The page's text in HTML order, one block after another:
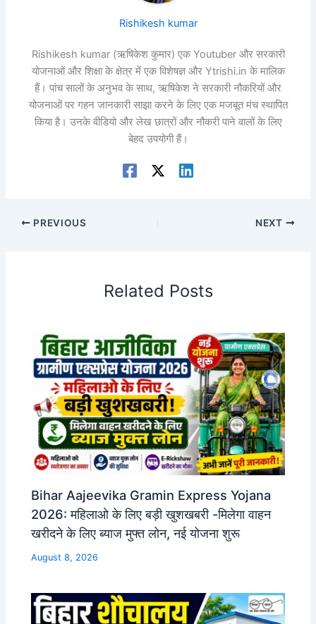
Rishikesh kumar
Rishikesh kumar (ऋषिकेश कुमार) एक Youtuber और सरकारी
योजनाओं और शिक्षा के क्षेत्र में एक विशेषज्ञ और Ytrishi.in के मालिक
हैं। पांच सालों के अनुभव के साथ, ऋषिकेश ने सरकारी नौकरियों और
योजनाओं पर गहन जानकारी साझा करने के लिए एक मजबूत मंच स्थापित
किया है। उनके वीडियो और लेख छात्रों और नौकरी पाने वालों के लिए
बेहद उपयोगी हैं।
PREVIOUS NEXT
Related Posts
Bihar Aajeevika Gramin Express Yojana
2026: महिलाओ के लिए बड़ी खुशखबरी -मिलेगा वाहन
खरीदने के लिए ब्याज मुफ्त लोन, नई योजना शुरू
August 8, 2026